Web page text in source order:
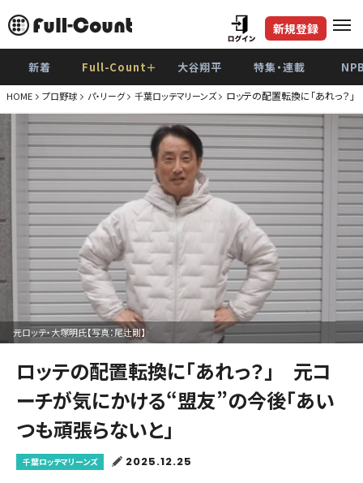
新規登録
新着 Full-Count＋ 大谷翔平 特集・連載
HOME プロ野球 パ・リーグ 千葉ロッテマリーンズ ロッテの配置転換に「あれっ？
元ロッテ・大塚明氏【写真：尾辻剛】
ロッテの配置転換に「あれっ？」 元コ
ーチが気にかける“盟友”の今後「あい
つも頑張らないと」
千葉ロッテマリーンズ 2025.12.25